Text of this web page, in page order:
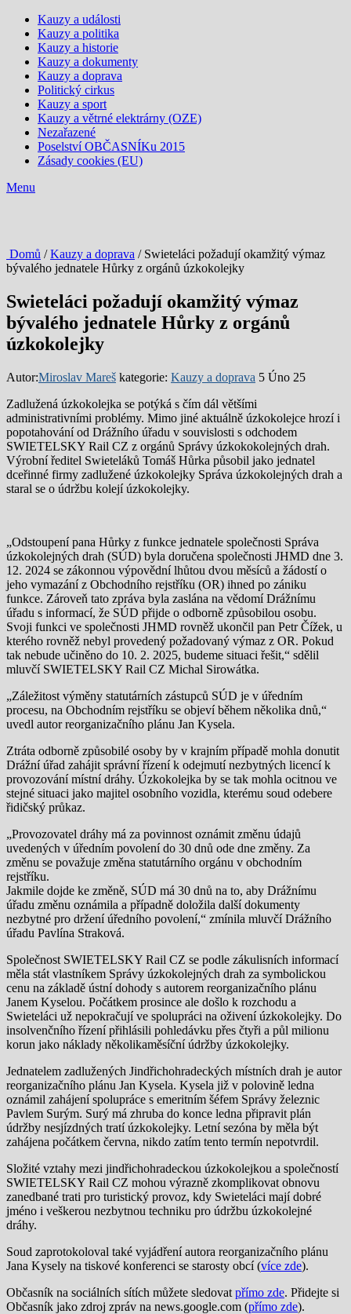
Kauzy a události
Kauzy a politika
Kauzy a historie
Kauzy a dokumenty
Kauzy a doprava
Politický cirkus
Kauzy a sport
Kauzy a větrné elektrárny (OZE)
Nezařazené
Poselství OBČASNÍKu 2015
Zásady cookies (EU)
Menu
Domů /Kauzy a doprava / Swieteláci požadují okamžitý výmaz
bývalého jednatele Hůrky z orgánů úzkokolejky
Swieteláci požadují okamžitý výmaz
bývalého jednatele Hůrky z orgánů
úzkokolejky
Autor:Miroslav Mareš kategorie: Kauzy a doprava 5 Úno 25
Zadlužená úzkokolejka se potýká s čím dál většími
administrativními problémy. Mimo jiné aktuálně úzkokolejce hrozí i
popotahování od Drážního úřadu v souvislosti s odchodem
SWIETELSKY Rail CZ z orgánů Správy úzkokokolejných drah.
Výrobní ředitel Swieteláků Tomáš Hůrka působil jako jednatel
dceřinné firmy zadlužené úzkokolejky Správa úzkokolejných drah a
staral se o údržbu kolejí úzkokolejky.
„Odstoupení pana Hůrky z funkce jednatele společnosti Správa
úzkokolejných drah (SÚD) byla doručena společnosti JHMD dne 3.
12. 2024 se zákonnou výpovědní lhůtou dvou měsíců a žádostí o
jeho vymazání z Obchodního rejstříku (OR) ihned po zániku
funkce. Zároveň tato zpráva byla zaslána na vědomí Drážnímu
úřadu s informací, že SÚD přijde o odborně způsobilou osobu.
Svoji funkci ve společnosti JHMD rovněž ukončil pan Petr Čížek, u
kterého rovněž nebyl provedený požadovaný výmaz z OR. Pokud
tak nebude učiněno do 10. 2. 2025, budeme situaci řešit,“ sdělil
mluvčí SWIETELSKY Rail CZ Michal Sirowátka.
„Záležitost výměny statutárních zástupců SÚD je v úředním
procesu, na Obchodním rejstříku se objeví během několika dnů,“
uvedl autor reorganizačního plánu Jan Kysela.
Ztráta odborně způsobilé osoby by v krajním případě mohla donutit
Drážní úřad zahájit správní řízení k odejmutí nezbytných licencí k
provozování místní dráhy. Úzkokolejka by se tak mohla ocitnou ve
stejné situaci jako majitel osobního vozidla, kterému soud odebere
řidičský průkaz.
„Provozovatel dráhy má za povinnost oznámit změnu údajů
uvedených v úředním povolení do 30 dnů ode dne změny. Za
změnu se považuje změna statutárního orgánu v obchodním
rejstříku.
Jakmile dojde ke změně, SÚD má 30 dnů na to, aby Drážnímu
úřadu změnu oznámila a případně doložila další dokumenty
nezbytné pro držení úředního povolení,“ zmínila mluvčí Drážního
úřadu Pavlína Straková.
Společnost SWIETELSKY Rail CZ se podle zákulisních informací
měla stát vlastníkem Správy úzkokolejných drah za symbolickou
cenu na základě ústní dohody s autorem reorganizačního plánu
Janem Kyselou. Počátkem prosince ale došlo k rozchodu a
Swieteláci už nepokračují ve spolupráci na oživení úzkokolejky. Do
insolvenčního řízení přihlásili pohledávku přes čtyři a půl milionu
korun jako náklady několikaměsíční údržby úzkokolejky.
Jednatelem zadlužených Jindřichohradeckých místních drah je autor
reorganizačního plánu Jan Kysela. Kysela již v polovině ledna
oznámil zahájení spolupráce s emeritním šéfem Správy železnic
Pavlem Surým. Surý má zhruba do konce ledna připravit plán
údržby nesjízdných tratí úzkokolejky. Letní sezóna by měla být
zahájena počátkem června, nikdo zatím tento termín nepotvrdil.
Složité vztahy mezi jindřichohradeckou úzkokolejkou a společností
SWIETELSKY Rail CZ mohou výrazně zkomplikovat obnovu
zanedbané trati pro turistický provoz, kdy Swieteláci mají dobré
jméno i veškerou nezbytnou techniku pro údržbu úzkokolejné
dráhy.
Soud zaprotokoloval také vyjádření autora reorganizačního plánu
Jana Kysely na tiskové konferenci se starosty obcí (více zde).
Občasník na sociálních sítích můžete sledovat přímo zde. Přidejte si
Občasník jako zdroj zpráv na news.google.com (přímo zde).